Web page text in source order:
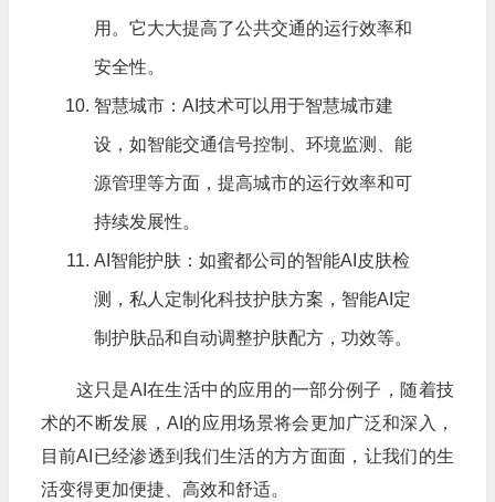
用。它大大提高了公共交通的运行效率和
安全性。
智慧城市：AI技术可以用于智慧城市建
设，如智能交通信号控制、环境监测、能
源管理等方面，提高城市的运行效率和可
持续发展性。
AI智能护肤：如蜜都公司的智能AI皮肤检
测，私人定制化科技护肤方案，智能AI定
制护肤品和自动调整护肤配方，功效等。
这只是AI在生活中的应用的一部分例子，随着技
术的不断发展，AI的应用场景将会更加广泛和深入，
目前AI已经渗透到我们生活的方方面面，让我们的生
活变得更加便捷、高效和舒适。